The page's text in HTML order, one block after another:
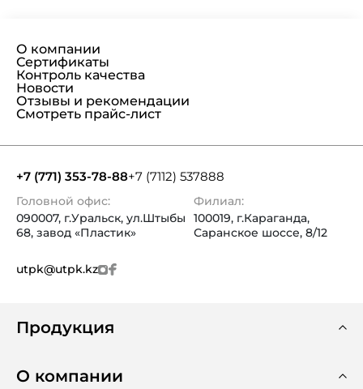
О компании
Сертификаты
Контроль качества
Новости
Отзывы и рекомендации
Смотреть прайс-лист
+7 (771) 353-78-88+7 (7112) 537888
Головной офис:
090007, г.Уральск, ул.Штыбы
68, завод «Пластик»
Филиал:
100019, г.Караганда,
Саранское шоссе, 8/12
utpk@utpk.kz
Продукция
О компании